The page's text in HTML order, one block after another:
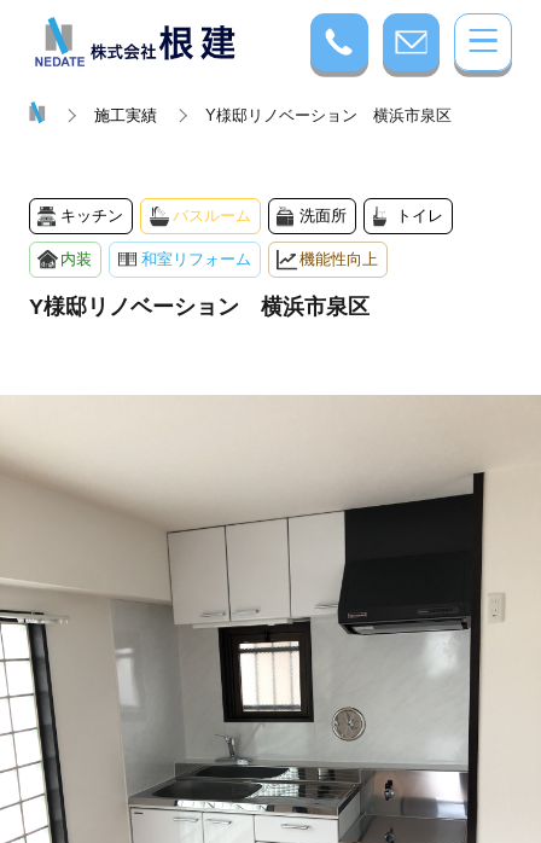
施工実績 Y様邸リノベーション 横浜市泉区
キッチン バスルーム 洗面所 トイレ
内装 和室リフォーム 機能性向上
Y様邸リノベーション 横浜市泉区